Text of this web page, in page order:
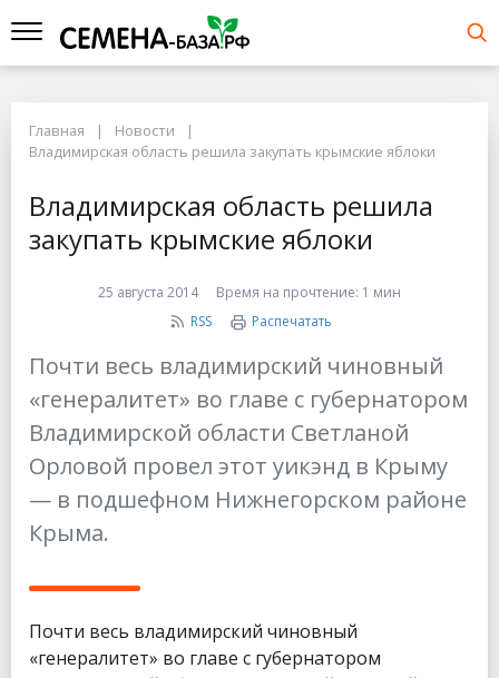
Главная
Новости
Владимирская область решила закупать крымские яблоки
Владимирская область решила
закупать крымские яблоки
25 августа 2014 Время на прочтение: 1 мин
RSS
Распечатать
Почти весь владимирский чиновный
«генералитет» во главе с губернатором
Владимирской области Светланой
Орловой провел этот уикэнд в Крыму
— в подшефном Нижнегорском районе
Крыма.
Почти весь владимирский чиновный
«генералитет» во главе с губернатором